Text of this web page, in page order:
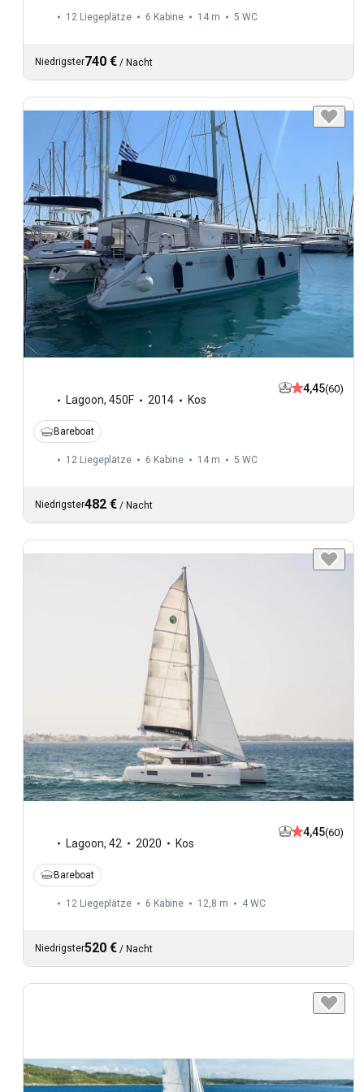
12 Liegeplätze 6 Kabine 14 m 5 WC
Niedrigster740 € / Nacht
Lagoon, 450F 2014 Kos
4,45(60)
Bareboat
12 Liegeplätze 6 Kabine 14 m 5 WC
Niedrigster482 € / Nacht
Lagoon, 42 2020 Kos
4,45(60)
Bareboat
12 Liegeplätze 6 Kabine 12,8 m 4 WC
Niedrigster520 € / Nacht